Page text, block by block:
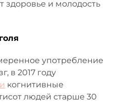
здоровье и молодость
употребление
в 2017 году
когнитивные
людей старше 30